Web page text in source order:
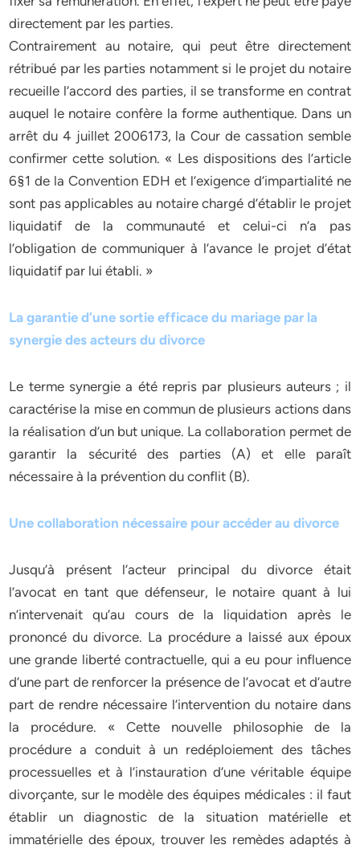
directement par les parties.
Contrairement au notaire, qui peut être directement
rétribué par les parties notamment si le projet du notaire
recueille l’accord des parties, il se transforme en contrat
auquel le notaire confère la forme authentique. Dans un
arrêt du 4 juillet 2006173, la Cour de cassation semble
confirmer cette solution. « Les dispositions des l’article
6§1 de la Convention EDH et l’exigence d’impartialité ne
sont pas applicables au notaire chargé d’établir le projet
liquidatif de la communauté et celui-ci n’a pas
l’obligation de communiquer à l’avance le projet d’état
liquidatif par lui établi. »
La garantie d’une sortie efficace du mariage par la
synergie des acteurs du divorce
Le terme synergie a été repris par plusieurs auteurs ; il
caractérise la mise en commun de plusieurs actions dans
la réalisation d’un but unique. La collaboration permet de
garantir la sécurité des parties (A) et elle paraît
nécessaire à la prévention du conflit (B).
Une collaboration nécessaire pour accéder au divorce
Jusqu’à présent l’acteur principal du divorce était
l’avocat en tant que défenseur, le notaire quant à lui
n’intervenait qu’au cours de la liquidation après le
prononcé du divorce. La procédure a laissé aux époux
une grande liberté contractuelle, qui a eu pour influence
d’une part de renforcer la présence de l’avocat et d’autre
part de rendre nécessaire l’intervention du notaire dans
la procédure. « Cette nouvelle philosophie de la
procédure a conduit à un redéploiement des tâches
processuelles et à l’instauration d’une véritable équipe
divorçante, sur le modèle des équipes médicales : il faut
établir un diagnostic de la situation matérielle et
immatérielle des époux, trouver les remèdes adaptés à